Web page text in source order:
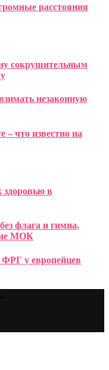
расстояния
сокрушительным
незаконную
что известно на
в
флага и гимна,
МОК
ФРГ у европейцев